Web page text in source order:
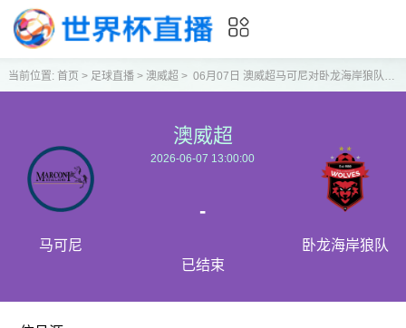
当前位置: 首页 > 足球直播> 澳威超 > 06月07日 澳威超马可尼对卧龙海岸狼队比赛视频直播
马可尼
澳威超
2026-06-07 13:00:00
-
已结束
卧龙海岸狼队